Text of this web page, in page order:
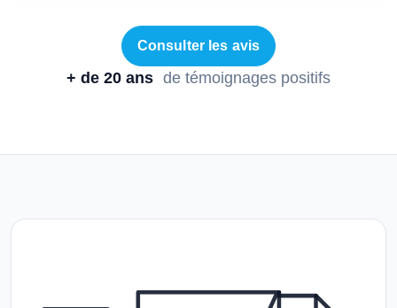
Consulter les avis
+ de 20 ans de témoignages positifs